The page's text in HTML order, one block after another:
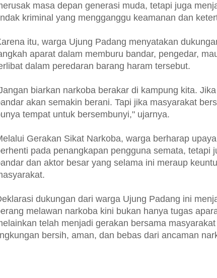
masa depan generasi muda, tetapi juga
kriminal yang mengganggu keamanan dan
itu, warga Ujung Padang menyatakan
aparat dalam memburu bandar, pengedar,
dalam peredaran barang haram tersebut.
biarkan narkoba berakar di kampung kita.
akan semakin berani. Tapi jika masyarakat
tempat untuk bersembunyi," ujarnya.
Gerakan Sikat Narkoba, warga berharap
pada penangkapan pengguna semata, tetapi
dan aktor besar yang selama ini meraup
dukungan dari warga Ujung Padang ini
melawan narkoba kini bukan hanya tugas
telah menjadi gerakan bersama
bersih, aman, dan bebas dari ancaman